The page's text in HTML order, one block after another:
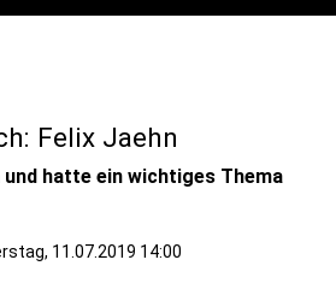
Felix Jaehn
und hatte ein wichtiges Thema
11.07.2019 14:00